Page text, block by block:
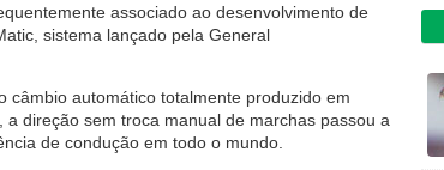
associado ao desenvolvimento de
sistema lançado pela General
câmbio automático totalmente produzido em
direção sem troca manual de marchas passou a
de condução em todo o mundo.